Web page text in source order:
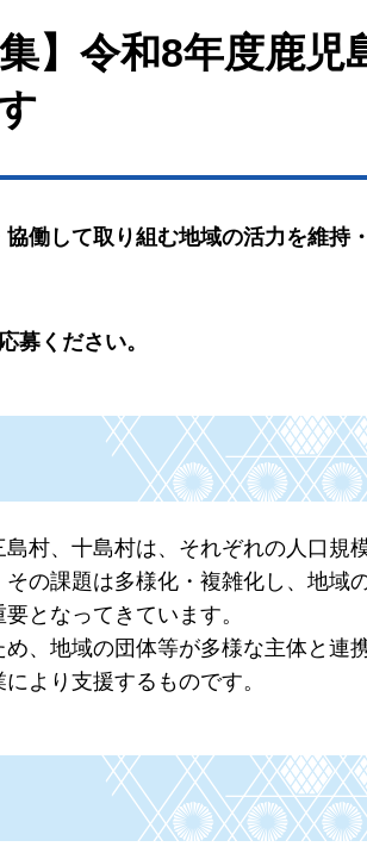
】令和8年度鹿児
働して取り組む地域の活力を維持
募ください。
村、十島村は、それぞれの人口規
の課題は多様化・複雑化し、地域
となってきています。
、地域の団体等が多様な主体と連
より支援するものです。